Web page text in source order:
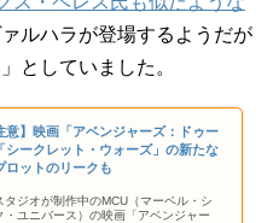
ルハラが登場するようだが
としていました。
意】映画「アベンジャーズ：ドゥー
シークレット・ウォーズ」の新たな
ロットのリークも
タジオが制作中のMCU（マーベル・シ
・ユニバース）の映画「アベンジャー